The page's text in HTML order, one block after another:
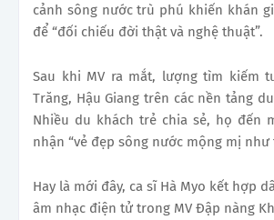
cảnh sông nước trù phú khiến khán
để “đối chiếu đời thật và nghệ thuật”.
Sau khi MV ra mắt, lượng tìm kiếm
Trăng, Hậu Giang trên các nền tảng
Nhiều du khách trẻ chia sẻ, họ đến
nhận “vẻ đẹp sông nước mộng mị như
Hay là mới đây, ca sĩ Hà Myo kết hợp
âm nhạc điện tử trong MV Đập nàng